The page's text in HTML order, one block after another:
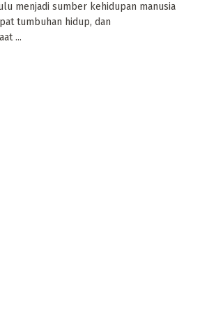
menjadi sumber kehidupan manusia
tumbuhan hidup, dan
...